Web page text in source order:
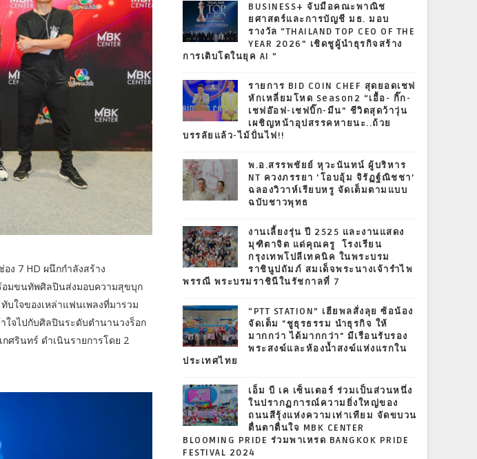
ง 7 HD ผนึกกำลังสร้าง
อมขนทัพศิลปินส่งมอบความสุขบุก
บใจของเหล่าแฟนเพลงที่มารวม
ใจไปกับศิลปินระดับตำนานวงร็อก
ศรินทร์ ดำเนินรายการโดย 2
BUSINESS+ จับมือคณะพาณิช
ยศาสตร์และการบัญชี มธ. มอบ
รางวัล “THAILAND TOP CEO OF THE
YEAR 2026” เชิดชูผู้นำธุรกิจสร้าง
การเติบโตในยุค AI ”
รายการ BID COIN CHEF สุดยอดเชฟ
หักเหลี่ยมโหด Season2 “เอื้อ- กิ๊ก-
เชฟอ๊อฟ-เชฟบิ๊ก-มีน” ชีวิตสุดว้าวุ่น
เผชิญหน้าอุปสรรคหายนะ..ถ้วย
บรรลัยแล้ว-ไม้ปั่นไฟ!!
พ.อ.สรรพชัยย์ หุวะนันทน์ ผู้บริหาร
NT ควงภรรยา ‘โอบอุ้ม จิรัฏฐ์ณิชชา’
ฉลองวิวาห์เรียบหรู จัดเต็มตามแบบ
ฉบับชาวพุทธ
งานเลี้ยงรุ่น ปี 2525 และงานแสดง
มุฑิตาจิต แด่คุณครู โรงเรียน
กรุงเทพโปลีเทคนิค ในพระบรม
ราชินูปถัมภ์ สมเด็จพระนางเจ้ารำไพ
พรรณี พระบรมราชินีในรัชกาลที่ 7
“PTT STATION” เฮียพลสั่งลุย ซ้อน้อง
จัดเต็ม "ชูธุรธรรม นำธุรกิจ ให้
มากกว่า ได้มากกว่า" มีเรือนรับรอง
พระสงฆ์และห้องน้ำสงฆ์แห่งแรกใน
ประเทศไทย
เอ็ม บี เค เซ็นเตอร์ ร่วมเป็นส่วนหนึ่ง
ในปรากฏการณ์ความยิ่งใหญ่ของ
ถนนสีรุ้งแห่งความเท่าเทียม จัดขบวน
ตื่นตาตื่นใจ MBK CENTER
BLOOMING PRIDE ร่วมพาเหรด BANGKOK PRIDE
FESTIVAL 2024